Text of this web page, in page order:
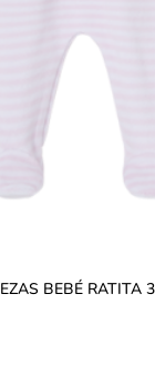
BEBÉ RATITA